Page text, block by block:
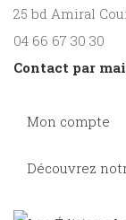
25 bd Amiral
04 66 67 30 30
Contact par
Mon compte
Découvrez